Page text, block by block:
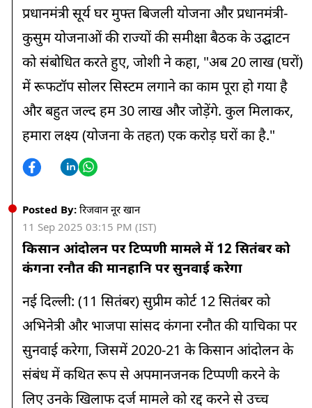
प्रधानमंत्री सूर्य घर मुफ्त बिजली योजना और प्रधानमंत्री-
कुसुम योजनाओं की राज्यों की समीक्षा बैठक के उद्घाटन
को संबोधित करते हुए, जोशी ने कहा, "अब 20 लाख (घरों)
में रूफटॉप सोलर सिस्टम लगाने का काम पूरा हो गया है
और बहुत जल्द हम 30 लाख और जोड़ेंगे. कुल मिलाकर,
हमारा लक्ष्य (योजना के तहत) एक करोड़ घरों का है."
Posted By: रिजवान नूर खान
11 Sep 2025 03:15 PM (IST)
किसान आंदोलन पर टिप्पणी मामले में 12 सितंबर को
कंगना रनौत की मानहानि पर सुनवाई करेगा
नई दिल्ली: (11 सितंबर) सुप्रीम कोर्ट 12 सितंबर को
अभिनेत्री और भाजपा सांसद कंगना रनौत की याचिका पर
सुनवाई करेगा, जिसमें 2020-21 के किसान आंदोलन के
संबंध में कथित रूप से अपमानजनक टिप्पणी करने के
लिए उनके खिलाफ दर्ज मामले को रद्द करने से उच्च